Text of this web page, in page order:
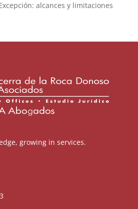
alcances y limitaciones
growing in services.